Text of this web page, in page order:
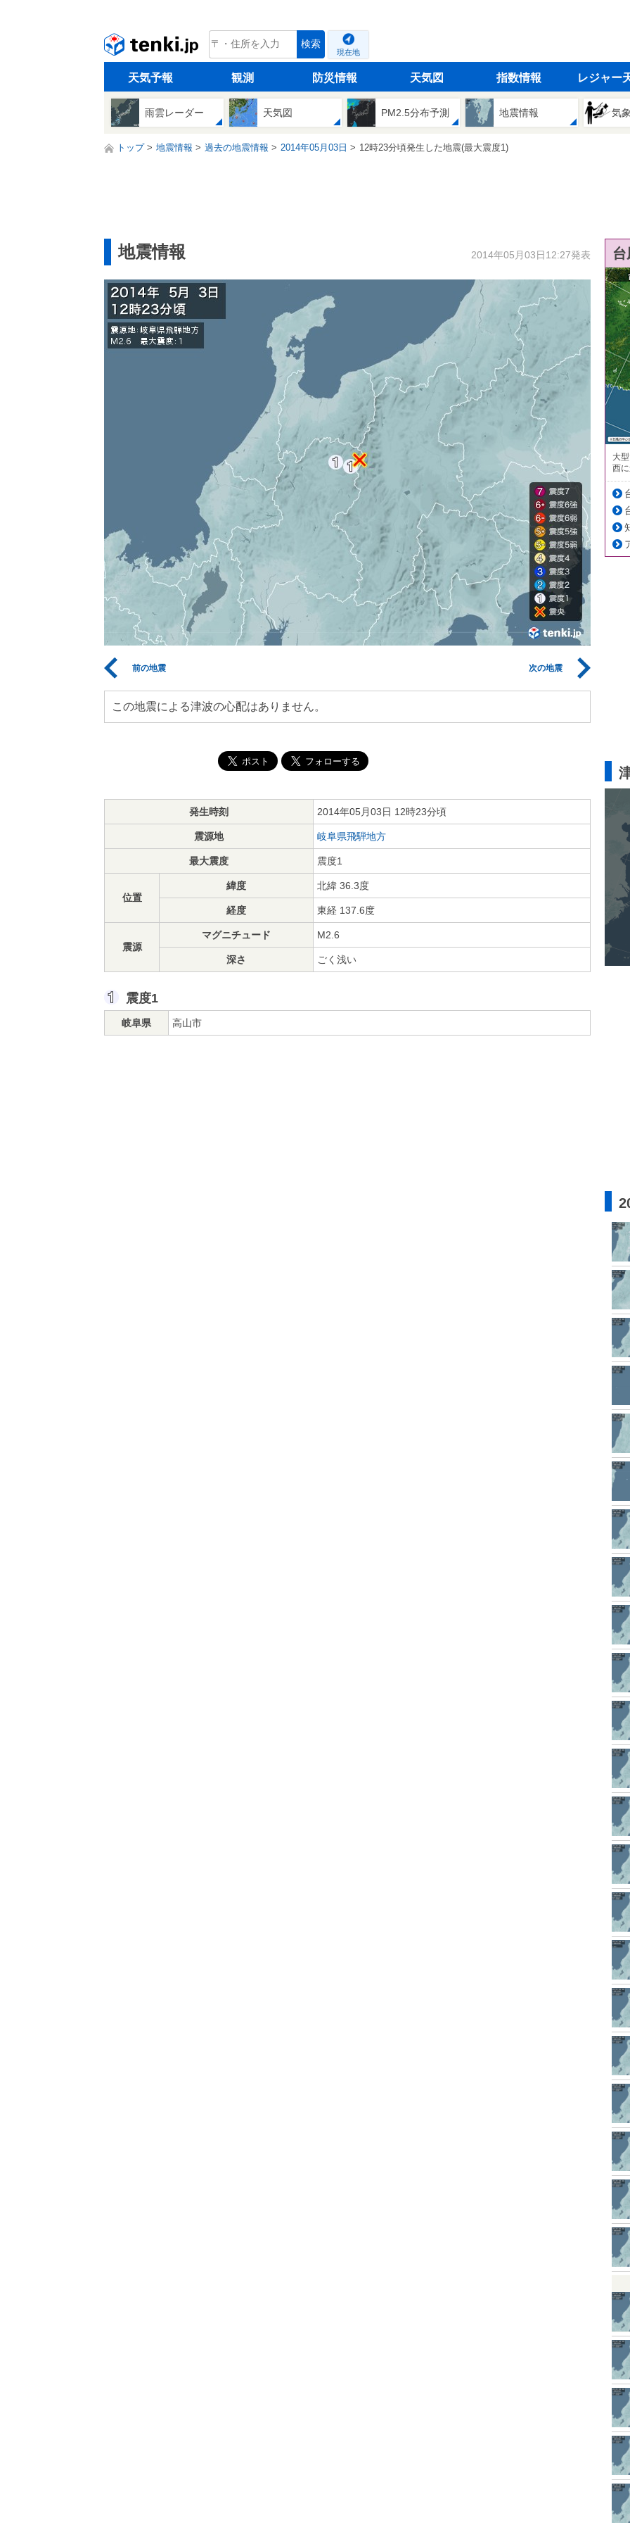
tenki.jp 検索
現在地
天気予報 観測 防災情報 天気図 指数情報 レジャー
雨雲レーダー 天気図 PM2.5分布予測 地震情報 気
トップ 地震情報 過去の地震情報 2014年05月03日 12時23分頃発生した地震(最大震度1)
地震情報 2014年05月03日12:27発表
前の地震 次の地震
この地震による津波の心配はありません。
発生時刻 2014年05月03日 12時23分頃
震源地 岐阜県飛騨地方
最大震度 震度1
位置
緯度 北緯 36.3度
経度 東経 137.6度
震源
マグニチュード M2.6
深さ ごく浅い
震度1
岐阜県 高山市
大
西